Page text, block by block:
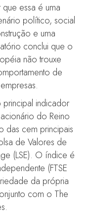
essa é uma
político, social
e uma
conclui que o
não trouxe
de
indicador
do Reino
das cem principais
de Valores de
(LSE). O índice é
(FTSE
da própria
com o The